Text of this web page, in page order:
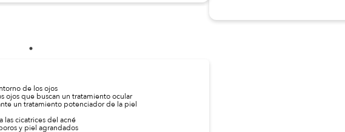
de los ojos
ojos que buscan un tratamiento ocular
un tratamiento potenciador de la piel
las cicatrices del acné
y piel agrandados